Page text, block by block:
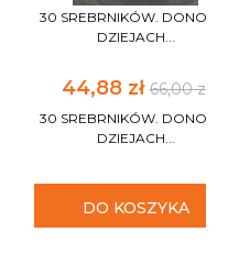
30 SREBRNIKÓW. DONOS W
DZIEJACH...
44,88 zł66,00 zł
30 SREBRNIKÓW. DONOS W
DZIEJACH...
DO KOSZYKA